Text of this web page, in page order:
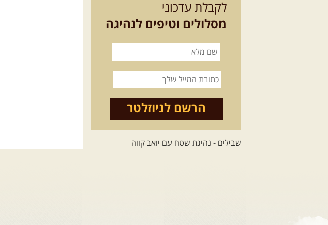
לקבלת עדכוני
מסלולים וטיפים לנהיגה
הרשם לניוזלטר